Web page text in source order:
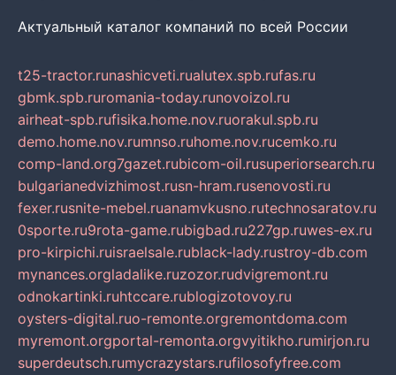
Актуальный каталог компаний по всей России
t25-tractor.runashicveti.rualutex.spb.rufas.ru
gbmk.spb.ruromania-today.runovoizol.ru
airheat-spb.rufisika.home.nov.ruorakul.spb.ru
demo.home.nov.rumnso.ruhome.nov.rucemko.ru
comp-land.org7gazet.rubicom-oil.rusuperiorsearch.ru
bulgarianedvizhimost.rusn-hram.rusenovosti.ru
fexer.rusnite-mebel.ruanamvkusno.rutechnosaratov.ru
0sporte.ru9rota-game.rubigbad.ru227gp.ruwes-ex.ru
pro-kirpichi.ruisraelsale.rublack-lady.rustroy-db.com
mynances.orgladalike.ruzozor.rudvigremont.ru
odnokartinki.ruhtccare.rublogizotovoy.ru
oysters-digital.ruo-remonte.orgremontdoma.com
myremont.orgportal-remonta.orgvyitikho.rumirjon.ru
superdeutsch.rumycrazystars.rufilosofyfree.com